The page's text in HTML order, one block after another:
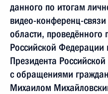
данного по итогам
видео-конференц-
области, проведённого
Российской Федерации
Президента
с обращениями
Михаилом